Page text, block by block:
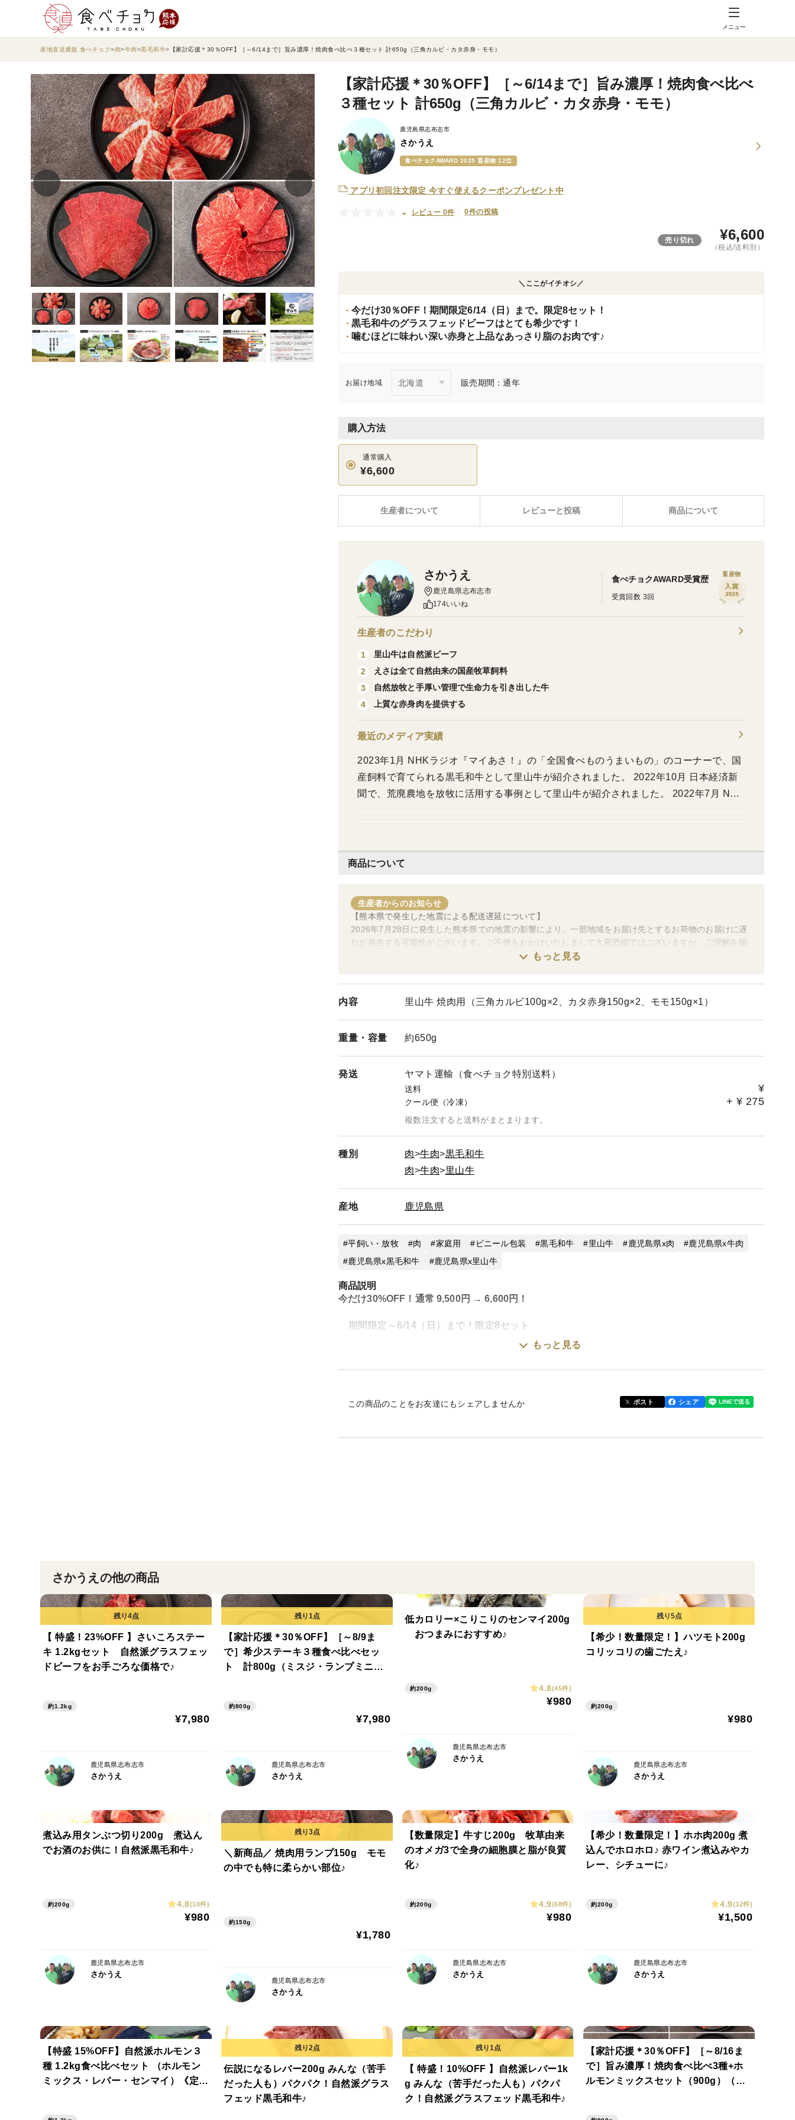
メニュー
産地直送通販 食べチョク 肉 牛肉 黒毛和牛 【家計応援＊30％OFF】［～6/14まで］旨み濃厚！焼肉食べ比べ３種セット 計650g（三角カルビ・カタ赤身・モモ）
【家計応援＊30％OFF】［～6/14まで］旨み濃厚！焼肉食べ比べ
３種セット 計650g（三角カルビ・カタ赤身・モモ）
鹿児島県志布志市
さかうえ
食べチョクAWARD 2025 畜産物 12位
アプリ初回注文限定 今すぐ使えるクーポンプレゼント中
- レビュー 0件 0件の投稿
売り切れ ¥6,600
（税込/送料別）
＼ここがイチオシ／
今だけ30％OFF！期間限定6/14（日）まで。限定8セット！
黒毛和牛のグラスフェッドビーフはとても希少です！
噛むほどに味わい深い赤身と上品なあっさり脂のお肉です♪
お届け地域 販売期間：通年
購入方法
通常購入
¥6,600
レビューと投稿 商品について
生産者について
商品について
生産者からのお知らせ
【熊本県で発生した地震による配送遅延について】
2026年7月28日に発生した熊本県での地震の影響により、一部地域をお届け先とするお荷物のお届けに遅
れが発生する可能性がございます。ご不便をおかけいたしまして大変恐縮ではございますが、ご理解を賜
夏季休暇のため下記期間の出荷およびお問い合わせ対応をお休みさせていただきます。あらかじめご了承
のほどお願い申し上げます。
・お休み期間 ：8/11（火） ～ 8/16（日）
・お届け指定不可日：8/12（水） ～ 8/18（火）
【賞味期限について】
一部商品を除き、お届け後約30日以上残存する商品をお届けします。
一部商品：福箱（残存賞味期限が30日以下となる可能性があります）
通常商品、ギフト商品ともに配送日を指定できます。
※ご注文日から最大45日先までご指定できます。
配送日指定なしの納品目安は、ご注文日から7営業日以内です（休み：日曜と年末年始のみ）。
【無料ギフト対応】
ご希望がございましたら、必ず特記事項にご入力ください。
◆のし 例：「のし希望、表書き：お歳暮、名入れ：●● ●●」
※【ギフト】商品は、ギフト用緩衝材+化粧箱でお届けしております。
【有料ギフト対応】
ギフト商品以外の商品を選んで化粧箱にお入れしたい場合は有料です。1ケースあたり別途200円～300円
の料金で専用のご注文ページをご用意いたします。ご注文前にご相談ください。
化粧箱６点以上のご注文の際も、事前にご相談ください。
・解凍方法やレシピを記載した印刷物
※金額が分かるような注文明細等は同梱していません。
営業日［9時～15時］
れた牛肉が沈んだ色に見えますが、品質等には問題ございません。また、部位によっては色の変化が少な
いことがありますが品質に問題はございませんのでご安心ください。
※牛の個体差によって一枚あたりの肉の量や形、脂のつき方に差がございます。
※牛毛について
ホルモンミックス、テール、アキレスは、加工時に取り除ききれない黒色の「牛毛」がわずかに付着して
いることがございます。しっかり洗浄しておりますため、食品衛生上の品質に問題はございませんのでご
安心ください。
誠に恐れ入りますが、牛毛の付着を理由としたご返品・交換はお受け出来かねますので、ご了承の上ご購
もっと見る
内容 里山牛 焼肉用（三角カルビ100g×2、カタ赤身150g×2、モモ150g×1）
重量・ 容量 約650g
発送 ヤマト運輸（食べチョク特別送料）
送料 ¥
クール便（冷凍） + ¥ 275
複数注文すると送料がまとまります。
種別 肉 牛肉
黒毛和牛
肉
牛肉 里山牛
産地 鹿児島県
平飼い・放牧 肉 家庭用 ビニール包装 黒毛和牛 里山牛 鹿児島県x肉
鹿児島県x牛肉
鹿児島県x黒毛和牛
鹿児島県x里山牛
商品説明
今だけ30%OFF！通常 9,500円 → 6,600円！
期間限定～6/14（日）まで！限定8セット
・三角カルビ 100g ×2パック
使用部位：三角バラ
［カタサンカク（赤身）］サッとあぶって、溢れる満足感
香り高くしっかりした赤身の味わいをお楽しみいただけます。食べ疲れしにくい、さっぱりとお
召し上がり頂けるお肉です♪
※赤身肉の特徴として、火を入れすぎると肉が固くなってしまいます。火の入れ過ぎにはご注意
使用部位：カタサンカク
［モモ］赤身の味わいしっかり
すっきりとした、噛むほどに味が深まるお肉です。赤身のしっかりした味わいをお楽しみくださ
ください。
飼育環境も味わいも別世界の黒毛和牛です♪
み換え）のみを与え、穀物飼料は一切使用せず、お客様の安心安全を追求しています。
草食動物である牛本来の余分な脂がなく赤身の旨みが詰まった濃厚でやさしい味わい。牧草由来
さかうえでは、自然に近いストレスの少ない環境でのびのびと育った黒毛和牛に、自家産牧草飼
料を与えることで、赤身でありながら適度にサシが入った牛肉に仕上げました。草食動物本来の
育ち方により、牛肉本来の味わいや風味をお楽しみいただけます。
もっと見る
この商品のことをお友達にもシェアしませんか ポスト シェア
さかうえ
鹿児島県志布志市
174いいね
食べチョクAWARD受賞歴
受賞回数 3回
畜産物
生産者のこだわり
1
里山牛は自然派ビーフ
2
えさは全て自然由来の国産牧草飼料
3
自然放牧と手厚い管理で生命力を引き出した牛
4
上質な赤身肉を提供する
最近のメディア実績
2023年1月 NHKラジオ『マイあさ！』の「全国食べものうまいもの」のコーナーで、国
産飼料で育てられる黒毛和牛として里山牛が紹介されました。 2022年10月 日本経済新
聞で、荒廃農地を放牧に活用する事例として里山牛が紹介されました。 2022年7月 NHK
さかうえの他の商品
【 特盛！23%OFF 】さいころステー
キ 1.2kgセット 自然派グラスフェッ
ドビーフをお手ごろな価格で♪
約1.2kg
¥7,980
鹿児島県志布志市
さかうえ
【家計応援＊30％OFF】［～8/9ま
で］希少ステーキ３種食べ比べセッ
ト 計800g（ミスジ・ランプミニ・
約800g
¥7,980
鹿児島県志布志市
さかうえ
低カロリー×こりこりのセンマイ200g
おつまみにおすすめ♪
約200g 4.8(45件)
¥980
鹿児島県志布志市
さかうえ
【希少！数量限定！】ハツモト200g
コリッコリの歯ごたえ♪
約200g
¥980
鹿児島県志布志市
さかうえ
煮込み用タンぶつ切り200g 煮込ん
でお酒のお供に！自然派黒毛和牛♪
約200g 4.8(10件)
¥980
鹿児島県志布志市
さかうえ
＼新商品／ 焼肉用ランプ150g モモ
の中でも特に柔らかい部位♪
約150g
¥1,780
鹿児島県志布志市
さかうえ
【数量限定】牛すじ200g 牧草由来
のオメガ3で全身の細胞膜と脂が良質
化♪
約200g 4.9(68件)
¥980
鹿児島県志布志市
さかうえ
【希少！数量限定！】ホホ肉200g 煮
込んでホロホロ♪ 赤ワイン煮込みやカ
レー、シチューに♪
約200g 4.9(32件)
¥1,500
鹿児島県志布志市
さかうえ
【特盛 15%OFF】自然派ホルモン３
種 1.2kg食べ比べセット （ホルモン
ミックス・レバー・センマイ）《定番
伝説になるレバー200g みんな（苦手
だった人も）パクパク！自然派グラス
フェッド黒毛和牛♪
【 特盛！10%OFF 】自然派レバー1k
g みんな（苦手だった人も）パクパ
ク！自然派グラスフェッド黒毛和牛♪
【家計応援＊30％OFF】［～8/16ま
で］旨み濃厚！焼肉食べ比べ3種+ホ
ルモンミックスセット（900g）（カ